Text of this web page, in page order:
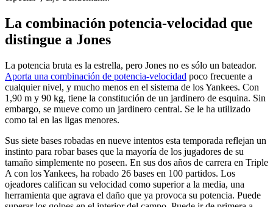
La combinación potencia-velocidad que
distingue a Jones
La potencia bruta es la estrella, pero Jones no es sólo un bateador.
Aporta una combinación de potencia-velocidad poco frecuente a
cualquier nivel, y mucho menos en el sistema de los Yankees. Con
1,90 m y 90 kg, tiene la constitución de un jardinero de esquina. Sin
embargo, se mueve como un jardinero central. Se le ha utilizado
como tal en las ligas menores.
Sus siete bases robadas en nueve intentos esta temporada reflejan un
instinto para robar bases que la mayoría de los jugadores de su
tamaño simplemente no poseen. En sus dos años de carrera en Triple
A con los Yankees, ha robado 26 bases en 100 partidos. Los
ojeadores califican su velocidad como superior a la media, una
herramienta que agrava el daño que ya provoca su potencia. Puede